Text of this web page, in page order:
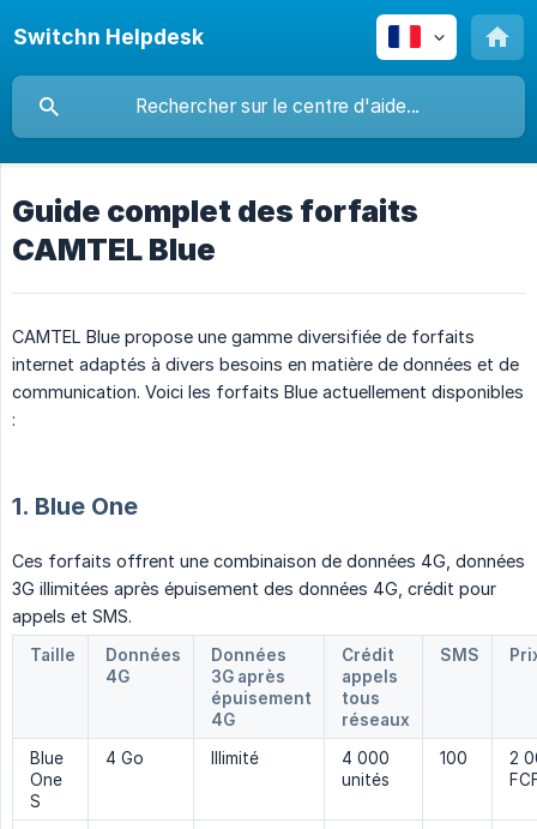
Switchn Helpdesk
Guide complet des forfaits
CAMTEL Blue
CAMTEL Blue propose une gamme diversifiée de forfaits
internet adaptés à divers besoins en matière de données et de
communication. Voici les forfaits Blue actuellement disponibles
:
1. Blue One
Ces forfaits offrent une combinaison de données 4G, données
3G illimitées après épuisement des données 4G, crédit pour
appels et SMS.
Taille
Données
4G
Données
3G après
épuisement
4G
Crédit
appels
tous
réseaux
SMS
Blue
One
S
4 Go Illimité
4 000
unités
100
2